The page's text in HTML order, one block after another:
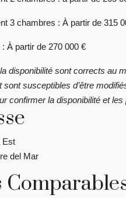
3 chambres : À partir de 315
À partir de 270 000 €
disponibilité sont corrects au
sont susceptibles d’être
confirmer la disponibilité et les
Est
del Mar